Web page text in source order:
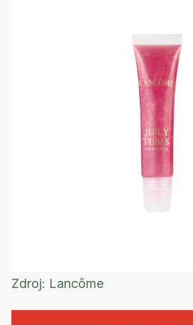
Zdroj: Lancôme